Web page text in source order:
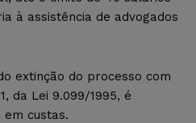
à assistência de advogados
extinção do processo com
da Lei 9.099/1995, é
em custas.